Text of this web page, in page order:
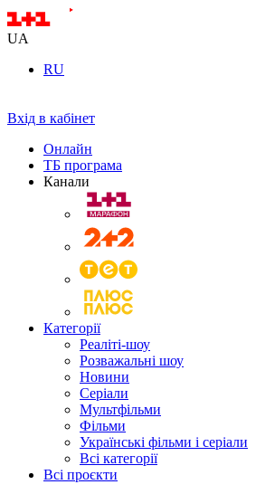
UA
RU
Вхід в кабінет
Онлайн
ТБ програма
Канали
Категорії
Реаліті-шоу
Розважальні шоу
Новини
Серіали
Мультфільми
Фільми
Українські фільми і серіали
Всі категорії
Всі проєкти